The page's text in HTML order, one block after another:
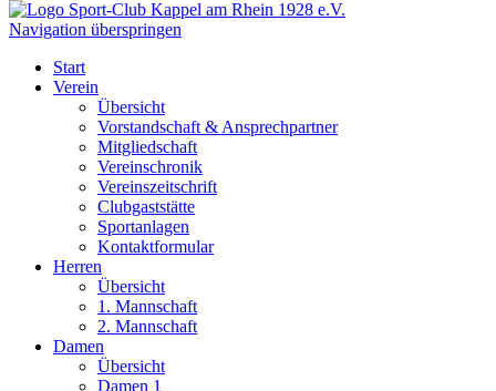
Navigation überspringen
Start
Verein
Übersicht
Vorstandschaft & Ansprechpartner
Mitgliedschaft
Vereinschronik
Vereinszeitschrift
Clubgaststätte
Sportanlagen
Kontaktformular
Herren
Übersicht
1. Mannschaft
2. Mannschaft
Damen
Übersicht
Damen 1